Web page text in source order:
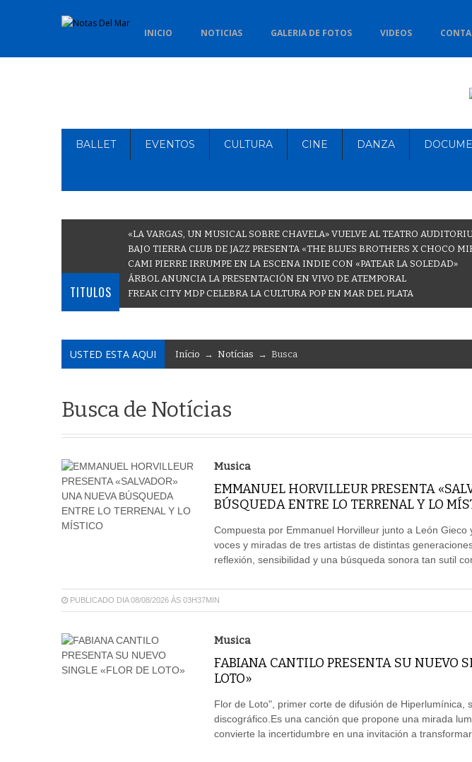
INICIO NOTICIAS GALERIA DE FOTOS VIDEOS
BALLET EVENTOS CULTURA CINE DANZA
TITULOS
«LA VARGAS, UN MUSICAL SOBRE CHAVELA» VUELVE AL TEATRO
BAJO TIERRA CLUB DE JAZZ PRESENTA «THE BLUES BROTHERS X CHOCO
CAMI PIERRE IRRUMPE EN LA ESCENA INDIE CON «PATEAR LA SOLEDAD»
ÁRBOL ANUNCIA LA PRESENTACIÓN EN VIVO DE ATEMPORAL
FREAK CITY MDP CELEBRA LA CULTURA POP EN MAR DEL PLATA
USTED ESTA AQUI Início → Notícias → Busca
Busca de Notícias
Musica
EMMANUEL HORVILLEUR PRESENTA
BÚSQUEDA ENTRE LO TERRENAL Y LO
Compuesta por Emmanuel Horvilleur junto a León Gieco
voces y miradas de tres artistas de distintas
reflexión, sensibilidad y una búsqueda sonora tan sutil
PUBLICADO DIA 08/08/2026 ÀS 03H37MIN
Musica
FABIANA CANTILO PRESENTA SU NUEVO
LOTO»
Flor de Loto", primer corte de difusión de Hiperlumínica,
discográfico.Es una canción que propone una mirada
convierte la incertidumbre en una invitación a